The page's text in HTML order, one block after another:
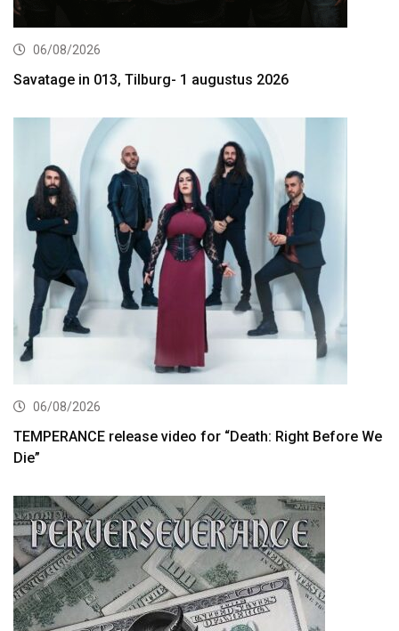
06/08/2026
Savatage in 013, Tilburg- 1 augustus 2026
06/08/2026
TEMPERANCE release video for “Death: Right Before We
Die”